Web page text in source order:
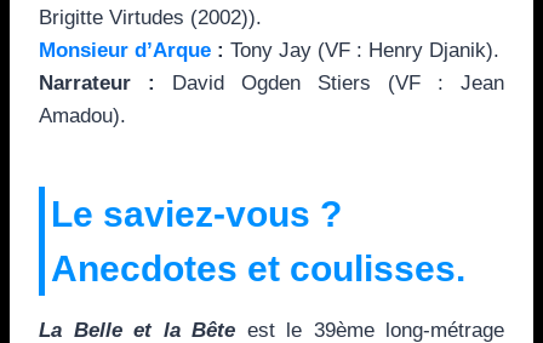
Brigitte Virtudes (2002)).
Monsieur d’Arque : Tony Jay (VF : Henry Djanik).
Narrateur :
David Ogden Stiers (VF : Jean
Amadou).
Le saviez-vous ?
Anecdotes et coulisses.
La Belle et la Bête est le 39ème long-métrage